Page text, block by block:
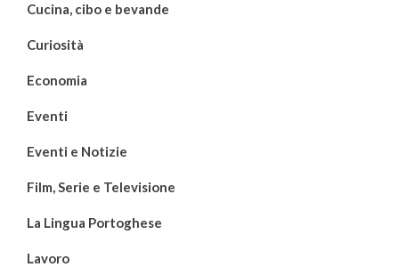
Cucina, cibo e bevande
Curiosità
Economia
Eventi
Eventi e Notizie
Film, Serie e Televisione
La Lingua Portoghese
Lavoro